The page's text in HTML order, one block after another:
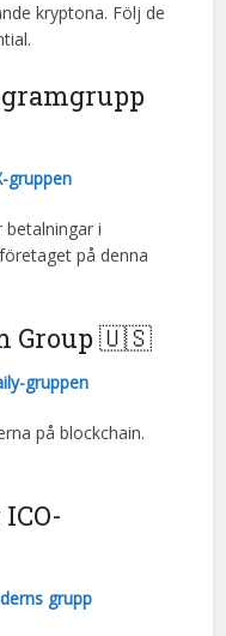
kryptona. Följ de
gruppen
i
på denna
Group 🇺🇸
gruppen
på blockchain.
grupp